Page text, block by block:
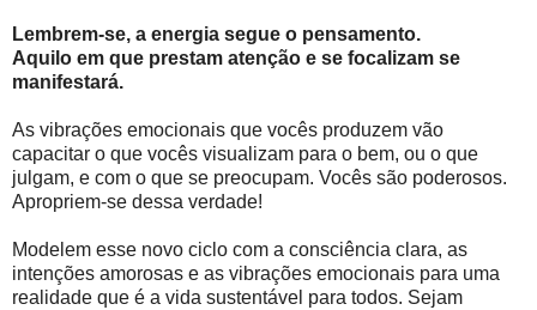
Lembrem-se, a energia segue o pensamento.
Aquilo em que prestam atenção e se focalizam se
manifestará.
As vibrações emocionais que vocês produzem vão
capacitar o que vocês visualizam para o bem, ou o que
julgam, e com o que se preocupam. Vocês são poderosos.
Apropriem-se dessa verdade!
Modelem esse novo ciclo com a consciência clara, as
intenções amorosas e as vibrações emocionais para uma
realidade que é a vida sustentável para todos. Sejam